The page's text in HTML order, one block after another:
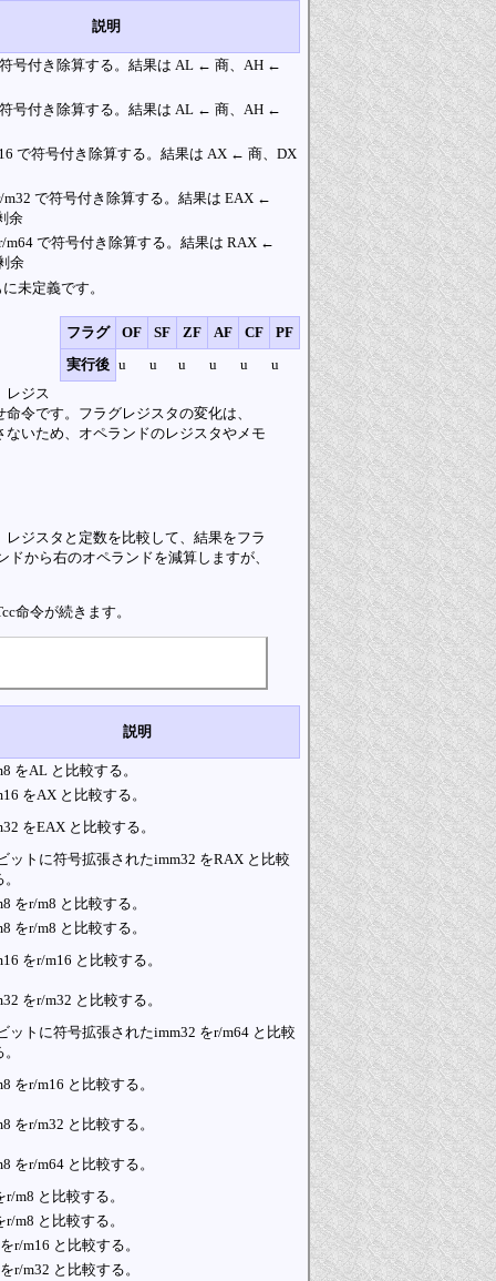
説明
号付き除算する。結果は AL ← 商、AH ←
号付き除算する。結果は AL ← 商、AH ←
で符号付き除算する。結果は AX ← 商、DX
m32 で符号付き除算する。結果は EAX ←
余
m64 で符号付き除算する。結果は RAX ←
余
未定義です。
フラグ OF SF ZF AF CF
PF
実行後 u u u u u
u
レジス
令です。フラグレジスタの変化は、
いため、オペランドのレジスタやメモ
ジスタと定数を比較して、結果をフラ
から右のオペランドを減算しますが、
命令が続きます。
説明
をAL と比較する。
をAX と比較する。
をEAX と比較する。
ットに符号拡張されたimm32 をRAX と比較
をr/m8 と比較する。
をr/m8 と比較する。
をr/m16 と比較する。
をr/m32 と比較する。
ットに符号拡張されたimm32 をr/m64 と比較
をr/m16 と比較する。
をr/m32 と比較する。
をr/m64 と比較する。
r/m8 と比較する。
r/m8 と比較する。
r/m16 と比較する。
r/m32 と比較する。